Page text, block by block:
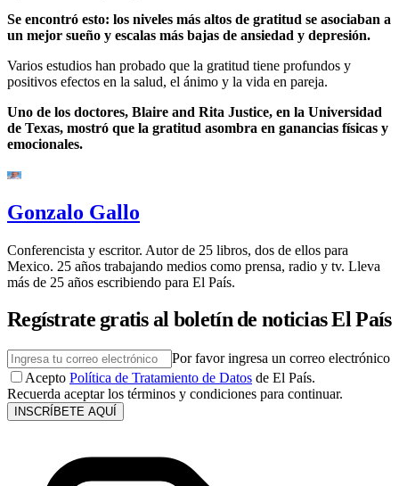
Se encontró esto: los niveles más altos de gratitud se asociaban a
un mejor sueño y escalas más bajas de ansiedad y depresión.
Varios estudios han probado que la gratitud tiene profundos y
positivos efectos en la salud, el ánimo y la vida en pareja.
Uno de los doctores, Blaire and Rita Justice, en la Universidad
de Texas, mostró que la gratitud asombra en ganancias físicas y
emocionales.
Gonzalo Gallo
Conferencista y escritor. Autor de 25 libros, dos de ellos para
Mexico. 25 años trabajando medios como prensa, radio y tv. Lleva
más de 25 años escribiendo para El País.
Regístrate gratis al boletín de noticias El País
Por favor ingresa un correo electrónico
Acepto Política de Tratamiento de Datos de El País.
Recuerda aceptar los términos y condiciones para continuar.
INSCRÍBETE AQUÍ